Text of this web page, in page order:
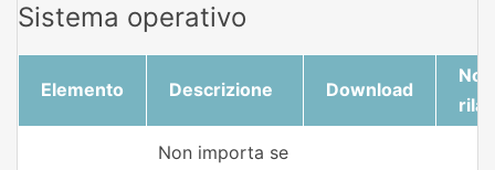
Sistema operativo
Elemento Descrizione Download
Non importa se